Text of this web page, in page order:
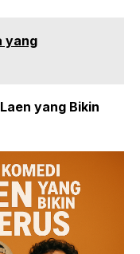
yang
yang Bikin